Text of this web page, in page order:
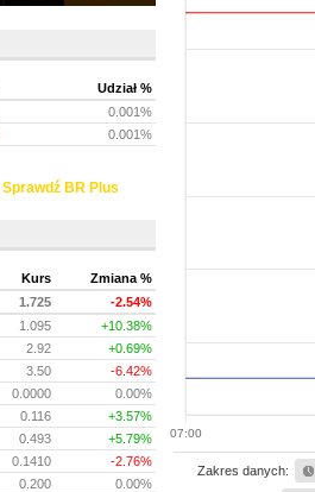
07:00
Zakres danych:
Udział %
0.001%
0.001%
Sprawdź BR Plus
Kurs
Zmiana %
1.725
-2.54%
1.095
+10.38%
2.92
+0.69%
3.50
-6.42%
0.0000
0.00%
0.116
+3.57%
0.493
+5.79%
0.1410
-2.76%
0.200
0.00%